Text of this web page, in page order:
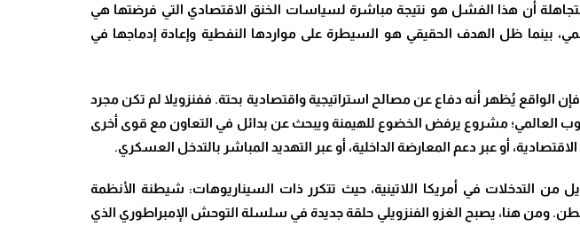
أن هذا الفشل هو نتيجة مباشرة لسياسات الخنق الاقتصادي التي فرضتها هي
بينما ظل الهدف الحقيقي هو السيطرة على مواردها النفطية وإعادة إدماجها في
الواقع يُظهر أنه دفاع عن مصالح استراتيجية واقتصادية بحتة. ففنزويلا لم تكن مجرد
العالمي؛ مشروع يرفض الخضوع للهيمنة ويبحث عن بدائل في التعاون مع قوى أخرى
أو عبر دعم المعارضة الداخلية، أو عبر التهديد المباشر بالتدخل العسكري.
من التدخلات في أمريكا اللاتينية، حيث تتكرر ذات السيناريوهات: شيطنة الأنظمة
ومن هنا، يصبح الغزو الفنزويلي حلقة جديدة في سلسلة التوحش الإمبراطوري الذي